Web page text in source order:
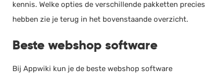
kennis. Welke opties de verschillende pakketten precies
hebben zie je terug in het bovenstaande overzicht.
Beste webshop software
Bij Appwiki kun je de beste webshop software